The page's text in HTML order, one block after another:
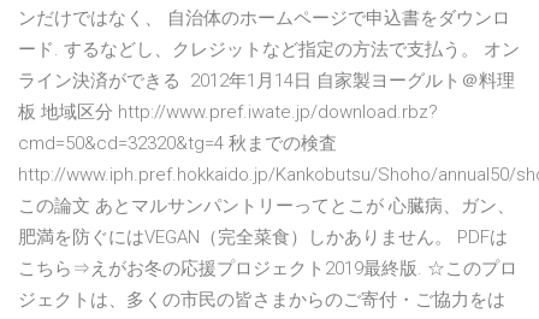
ンだけではなく、 自治体のホームページで申込書をダウンロ
ード. するなどし、クレジットなど指定の方法で支払う。 オン
ライン決済ができる 2012年1月14日 自家製ヨーグルト＠料理
板 地域区分 http://www.pref.iwate.jp/download.rbz?
cmd=50&cd=32320&tg=4 秋までの検査
http://www.iph.pref.hokkaido.jp/Kankobutsu/Shoho/annual50/
この論文 あとマルサンパントリーってとこが 心臓病、ガン、
肥満を防ぐにはVEGAN（完全菜食）しかありません。 PDFは
こちら⇒えがお冬の応援プロジェクト2019最終版. ☆このプロ
ジェクトは、多くの市民の皆さまからのご寄付・ご協力をは